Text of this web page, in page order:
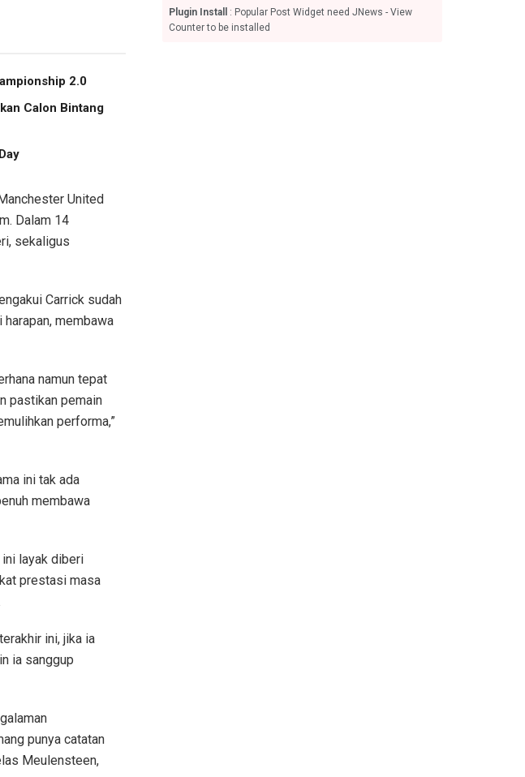
2.0
Calon Bintang
United
Dalam 14
sekaligus
Carrick sudah
membawa
namun tepat
pastikan pemain
performa,”
ini tak ada
membawa
layak diberi
prestasi masa
ini, jika ia
ia sanggup
punya catatan
Meulensteen,
Plugin Install
: Popular Post Widget need JNews - View
Counter to be installed